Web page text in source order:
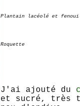
Plantain lacéolé et
Roquette
J'ai ajouté du
et sucré, très